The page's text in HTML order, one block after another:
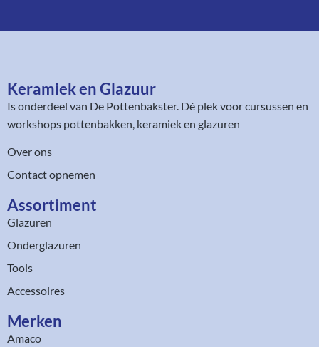
Keramiek en Glazuur​
Is onderdeel van De Pottenbakster. Dé plek voor cursussen en
workshops pottenbakken, keramiek en glazuren
Over ons
Contact opnemen
Assortiment​
Glazuren
Onderglazuren
Tools
Accessoires
Merken
Amaco